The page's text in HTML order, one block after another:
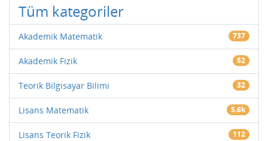
Tüm kategoriler
Akademik Matematik 737
Akademik Fizik 52
Teorik Bilgisayar Bilimi 32
Lisans Matematik 5.6k
Lisans Teorik Fizik 112